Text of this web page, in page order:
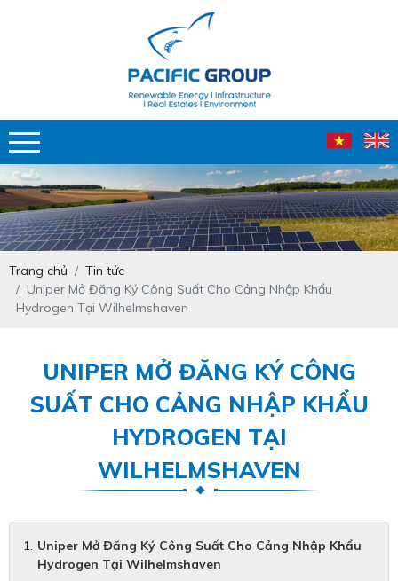
Trang chủ
Tin tức
Uniper Mở Đăng Ký Công Suất Cho Cảng Nhập Khẩu
Hydrogen Tại Wilhelmshaven
UNIPER MỞ ĐĂNG KÝ CÔNG
SUẤT CHO CẢNG NHẬP KHẨU
HYDROGEN TẠI
WILHELMSHAVEN
Uniper Mở Đăng Ký Công Suất Cho Cảng Nhập Khẩu
Hydrogen Tại Wilhelmshaven